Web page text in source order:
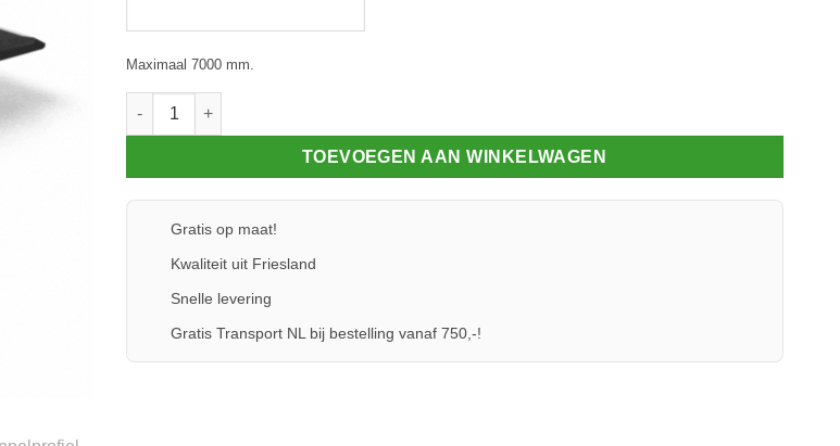
Maximaal 7000 mm.
Glaskoppelprofiel 60 - Glasrubber aantal
TOEVOEGEN AAN WINKELWAGEN
Gratis op maat!
Kwaliteit uit Friesland
Snelle levering
Gratis Transport NL bij bestelling vanaf 750,-!